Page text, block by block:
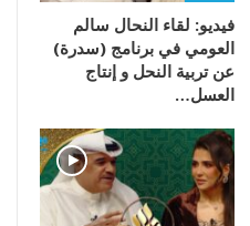
فيديو: لقاء النحال سالم
العومي في برنامج (سدرة)
عن تربية النحل و إنتاج
العسل…